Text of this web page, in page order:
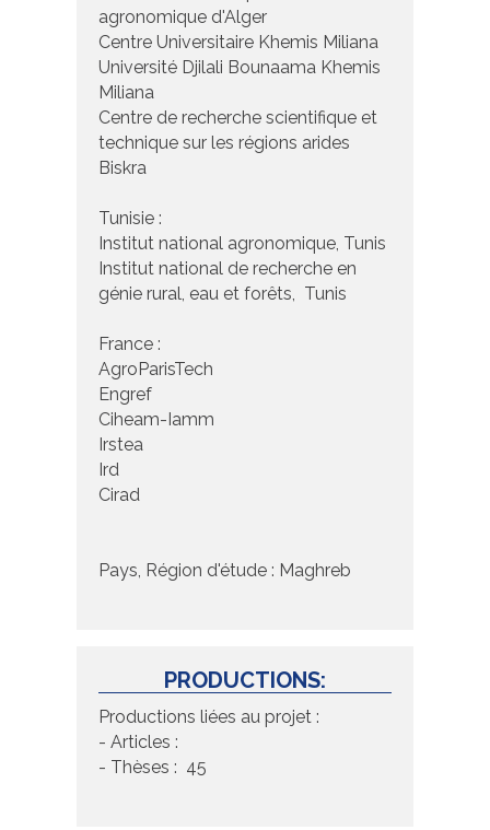
agronomique d'Alger
Centre Universitaire Khemis Miliana
Université Djilali Bounaama Khemis
Miliana
Centre de recherche scientifique et
technique sur les régions arides
Biskra
Tunisie :
Institut national agronomique, Tunis
Institut national de recherche en
génie rural, eau et forêts, Tunis
France :
AgroParisTech
Engref
Ciheam-Iamm
Irstea
Ird
Cirad
Pays, Région d'étude : Maghreb
PRODUCTIONS:
Productions liées au projet :
- Articles :
- Thèses : 45